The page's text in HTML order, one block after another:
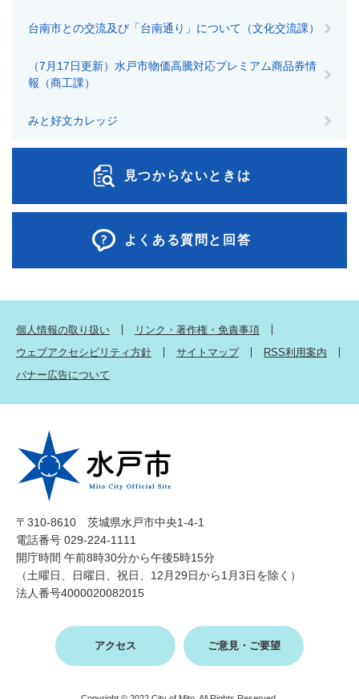
台南市との交流及び「台南通り」について（文化交流課）
（7月17日更新）水戸市物価高騰対応プレミアム商品券情
報（商工課）
みと好文カレッジ
見つからないときは
よくある質問と回答
個人情報の取り扱い
リンク・著作権・免責事項
ウェブアクセシビリティ方針
サイトマップ
RSS利用案内
バナー広告について
〒310-8610 茨城県水戸市中央1-4-1
電話番号 029-224-1111
開庁時間 午前8時30分から午後5時15分
（土曜日、日曜日、祝日、12月29日から1月3日を除く）
法人番号4000020082015
アクセス ご意見・ご要望